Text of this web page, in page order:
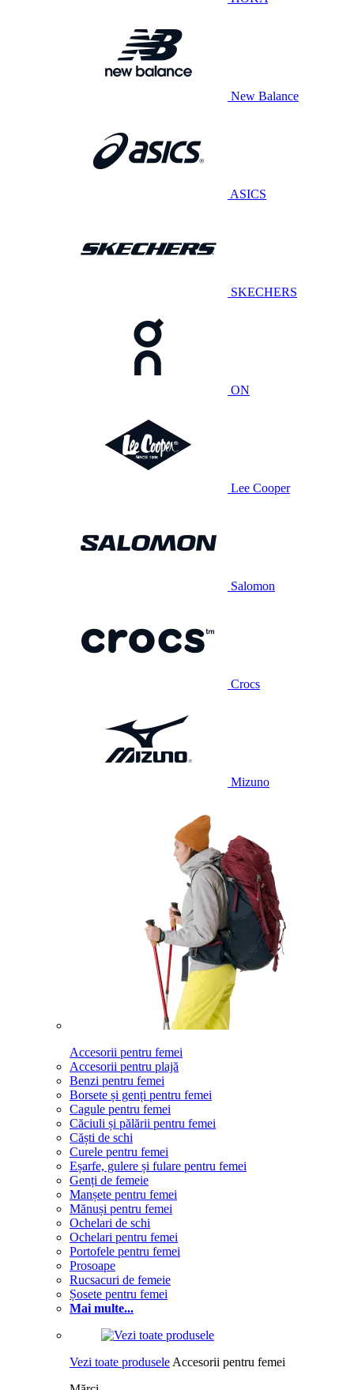
New Balance
ASICS
SKECHERS
ON
Lee Cooper
Salomon
Crocs
Mizuno
Accesorii pentru femei
Accesorii pentru plajă
Benzi pentru femei
Borsete și genți pentru femei
Cagule pentru femei
Căciuli și pălării pentru femei
Căști de schi
Curele pentru femei
Eșarfe, gulere și fulare pentru femei
Genți de femeie
Manșete pentru femei
Mănuși pentru femei
Ochelari de schi
Ochelari pentru femei
Portofele pentru femei
Prosoape
Rucsacuri de femeie
Șosete pentru femei
Mai multe...
Vezi toate produsele Accesorii pentru femei